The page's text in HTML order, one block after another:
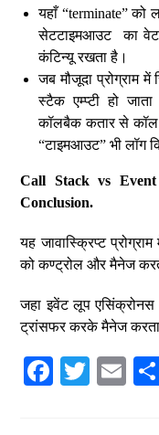
यहाँ “terminate” को
सेटटाइमआउट का वेट
कंटिन्यू रखता है।
जब मौजूदा प्रोग्राम
स्टैक एम्प्टी हो
कॉलबैक कतार से कॉल
“टाइमआउट” भी लॉग
Call Stack vs
Conclusion.
यह जावास्क्रिप्ट
को कण्ट्रोल और मैनेज
जहा इवेंट लूप
ट्रांसफर करके मैनेज करता
Fa T
E